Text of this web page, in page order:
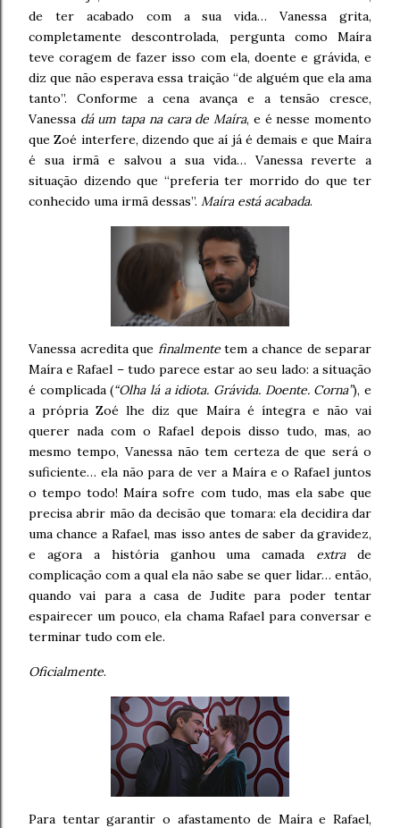
de ter acabado com a sua vida… Vanessa grita,
completamente descontrolada, pergunta como Maíra
teve coragem de fazer isso com ela, doente e grávida, e
diz que não esperava essa traição “de alguém que ela ama
tanto”. Conforme a cena avança e a tensão cresce,
Vanessa dá um tapa na cara de Maíra, e é nesse momento
que Zoé interfere, dizendo que aí já é demais e que Maíra
é sua irmã e salvou a sua vida… Vanessa reverte a
situação dizendo que “preferia ter morrido do que ter
conhecido uma irmã dessas”. Maíra está acabada.
Vanessa acredita que finalmentetem a chance de separar
Maíra e Rafael – tudo parece estar ao seu lado: a situação
é complicada (“Olha lá a idiota. Grávida. Doente. Corna”), e
a própria Zoé lhe diz que Maíra é íntegra e não vai
querer nada com o Rafael depois disso tudo, mas, ao
mesmo tempo, Vanessa não tem certeza de que será o
suficiente… ela não para de ver a Maíra e o Rafael juntos
o tempo todo! Maíra sofre com tudo, mas ela sabe que
precisa abrir mão da decisão que tomara: ela decidira dar
uma chance a Rafael, mas isso antes de saber da gravidez,
e agora a história ganhou uma camada extrade
complicação com a qual ela não sabe se quer lidar… então,
quando vai para a casa de Judite para poder tentar
espairecer um pouco, ela chama Rafael para conversar e
terminar tudo com ele.
Oficialmente.
Para tentar garantir o afastamento de Maíra e Rafael,